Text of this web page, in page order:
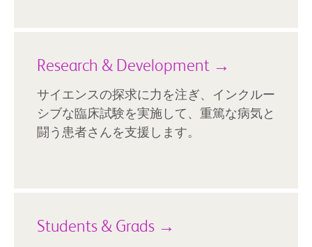
Research & Development →
サイエンスの探求に力を注ぎ、インクルー
シブな臨床試験を実施して、重篤な病気と
闘う患者さんを支援します。
Students & Grads →